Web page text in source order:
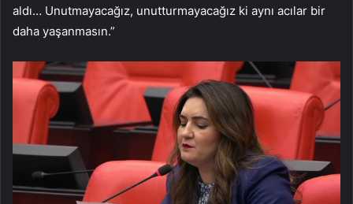
aldı… Unutmayacağız, unutturmayacağız ki aynı acılar bir
daha yaşanmasın.”